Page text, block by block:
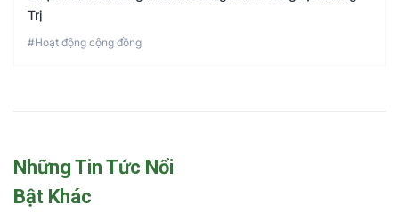
Trị
#Hoạt động cộng đồng
Những Tin Tức Nổi
Bật Khác